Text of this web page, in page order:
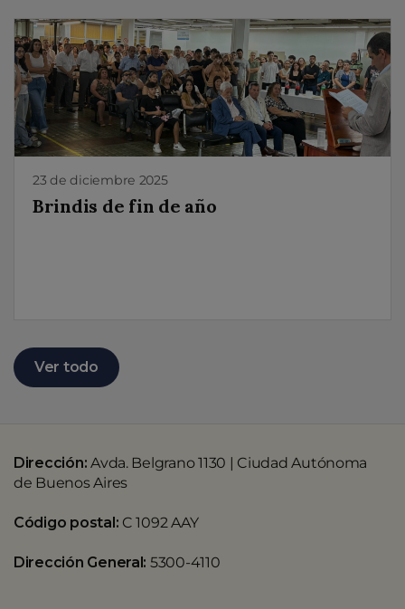
23 de diciembre 2025
Brindis de fin de año
Ver todo
Dirección: Avda. Belgrano 1130 | Ciudad Autónoma
de Buenos Aires
Código postal: C 1092 AAY
Dirección General: 5300-4110